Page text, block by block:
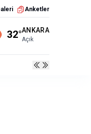
Anketler
32°ANKARA
Açık